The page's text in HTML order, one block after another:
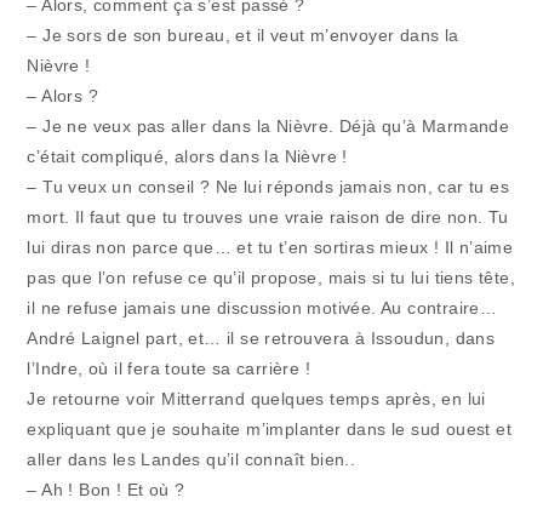
– Alors, comment ça s’est passé ?
– Je sors de son bureau, et il veut m’envoyer dans la
Nièvre !
– Alors ?
– Je ne veux pas aller dans la Nièvre. Déjà qu’à Marmande
c’était compliqué, alors dans la Nièvre !
– Tu veux un conseil ? Ne lui réponds jamais non, car tu es
mort. Il faut que tu trouves une vraie raison de dire non. Tu
lui diras non parce que… et tu t’en sortiras mieux ! Il n’aime
pas que l’on refuse ce qu’il propose, mais si tu lui tiens tête,
il ne refuse jamais une discussion motivée. Au contraire…
André Laignel part, et… il se retrouvera à Issoudun, dans
l’Indre, où il fera toute sa carrière !
Je retourne voir Mitterrand quelques temps après, en lui
expliquant que je souhaite m’implanter dans le sud ouest et
aller dans les Landes qu’il connaît bien..
– Ah ! Bon ! Et où ?